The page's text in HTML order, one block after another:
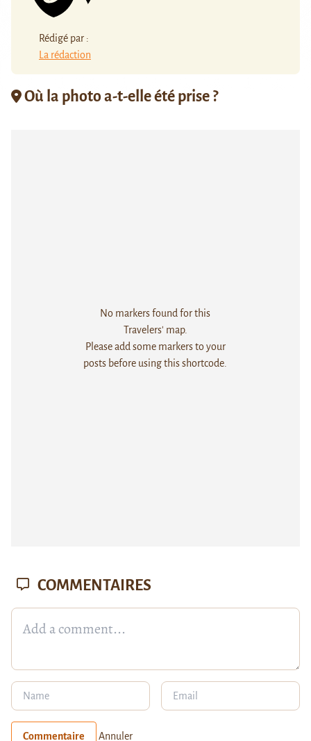
Rédigé par :
La rédaction
Où la photo a-t-elle été prise ?
No markers found for this
Travelers' map.
Please add some markers to your
posts before using this shortcode.
COMMENTAIRES
Commentaire Annuler